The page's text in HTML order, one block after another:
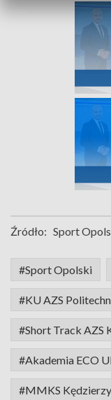
Źródło: Sport
#Sport Opolski
#KU AZS
#Short Track AZS
#Akademia ECO
#MMKS